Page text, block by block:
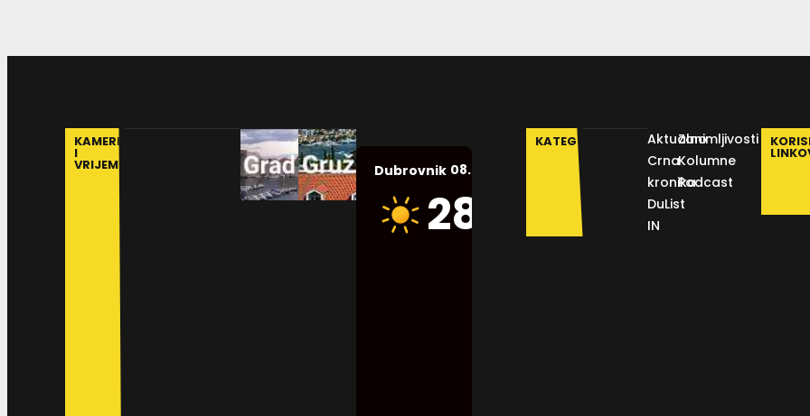
KAMERE
I
VRIJEME Dubrovnik 08.08.2026.
28
Humidity:
KATEGORIJE
Aktualno
Crna
kronika
DuList
IN
Zanimljivosti
Kolumne
Podcast